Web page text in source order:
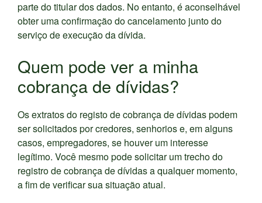
parte do titular dos dados. No entanto, é aconselhável
obter uma confirmação do cancelamento junto do
serviço de execução da dívida.
Quem pode ver a minha
cobrança de dívidas?
Os extratos do registo de cobrança de dívidas podem
ser solicitados por credores, senhorios e, em alguns
casos, empregadores, se houver um interesse
legítimo. Você mesmo pode solicitar um trecho do
registro de cobrança de dívidas a qualquer momento,
a fim de verificar sua situação atual.